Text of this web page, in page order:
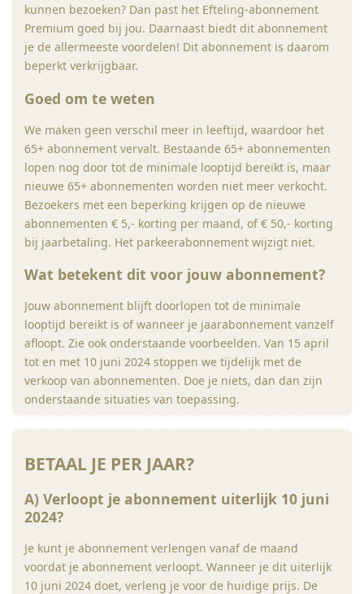
kunnen bezoeken? Dan past het Efteling-abonnement
Premium goed bij jou. Daarnaast biedt dit abonnement
je de allermeeste voordelen! Dit abonnement is daarom
beperkt verkrijgbaar.
Goed om te weten
We maken geen verschil meer in leeftijd, waardoor het
65+ abonnement vervalt. Bestaande 65+ abonnementen
lopen nog door tot de minimale looptijd bereikt is, maar
nieuwe 65+ abonnementen worden niet meer verkocht.
Bezoekers met een beperking krijgen op de nieuwe
abonnementen € 5,- korting per maand, of € 50,- korting
bij jaarbetaling. Het parkeerabonnement wijzigt niet.
Wat betekent dit voor jouw abonnement?
Jouw abonnement blijft doorlopen tot de minimale
looptijd bereikt is of wanneer je jaarabonnement vanzelf
afloopt. Zie ook onderstaande voorbeelden. Van 15 april
tot en met 10 juni 2024 stoppen we tijdelijk met de
verkoop van abonnementen. Doe je niets, dan dan zijn
onderstaande situaties van toepassing.
BETAAL JE PER JAAR?
A) Verloopt je abonnement uiterlijk 10 juni
2024?
Je kunt je abonnement verlengen vanaf de maand
voordat je abonnement verloopt. Wanneer je dit uiterlijk
10 juni 2024 doet, verleng je voor de huidige prijs. De